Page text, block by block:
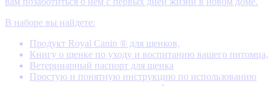
В наборе вы найдете:
Продукт Royal Canin ® для щенков,
Книгу о щенке по уходу и воспитанию вашего питомца,
Ветеринарный паспорт для щенка
Простую и понятную инструкцию по использованию